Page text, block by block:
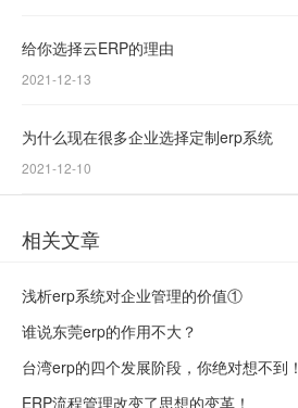
给你选择云ERP的理由
2021-12-13
为什么现在很多企业选择定制erp系统
2021-12-10
相关文章
浅析erp系统对企业管理的价值①
谁说东莞erp的作用不大？
台湾erp的四个发展阶段，你绝对想不到！
ERP流程管理改变了思想的变革！